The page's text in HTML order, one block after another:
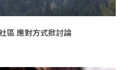
區 應對方式掀討論